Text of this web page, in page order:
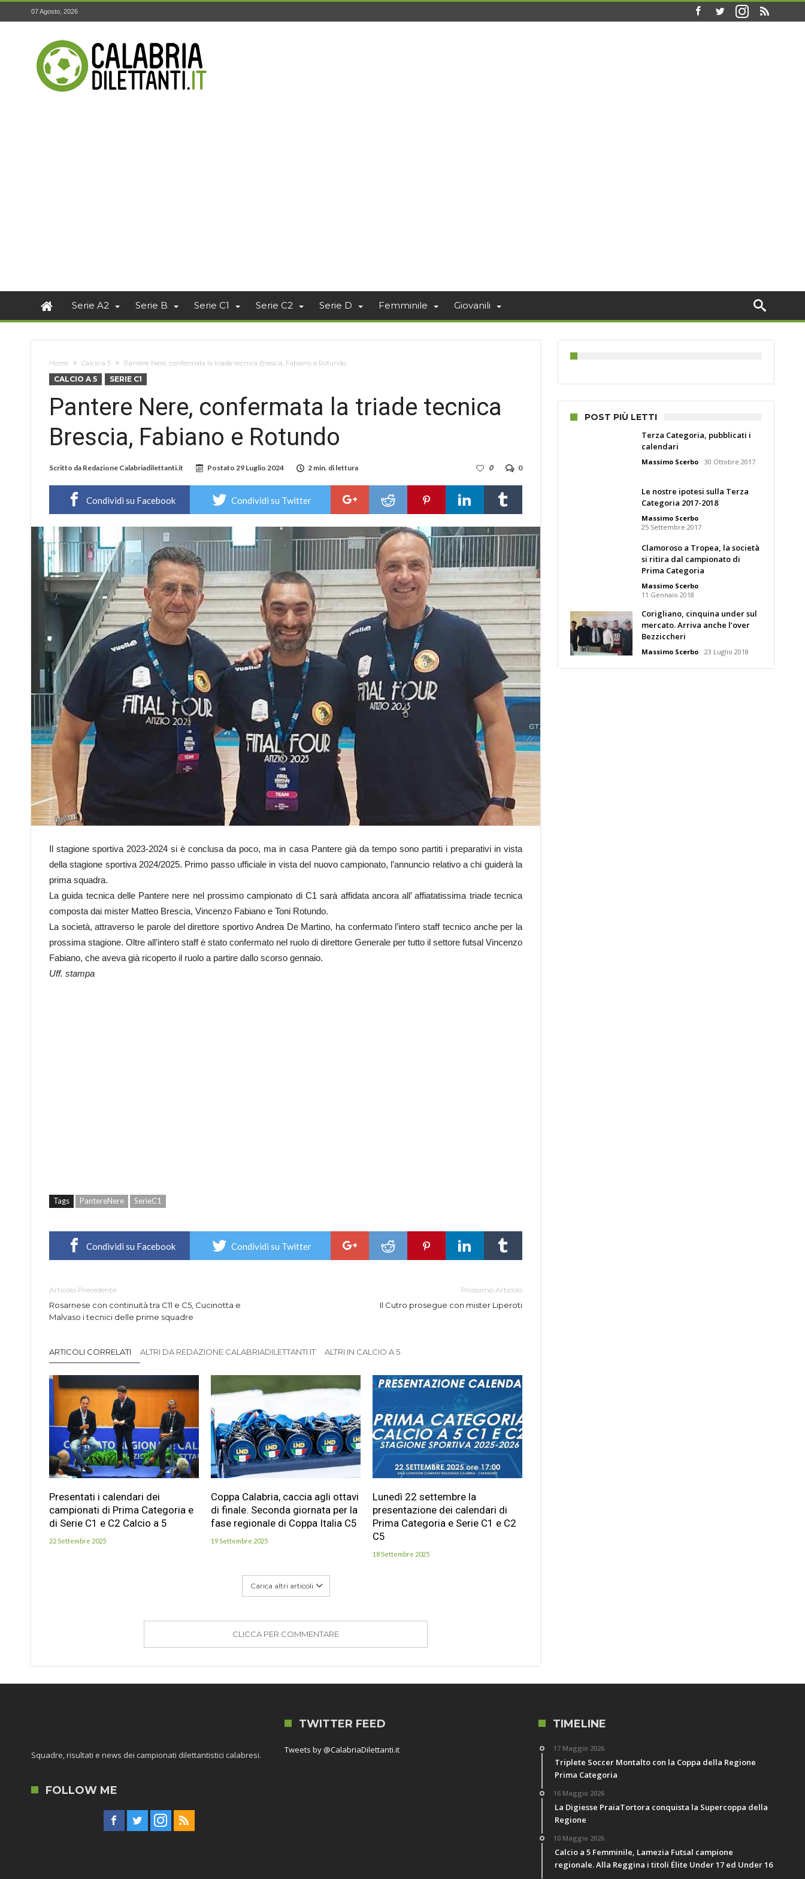
07 Agosto, 2026
Serie A2 Serie B Serie C1 Serie C2 Serie D Femminile Giovanili
Home Calcio a 5 Pantere Nere, confermata la triade tecnica Brescia, Fabiano e Rotundo
CALCIO A 5 SERIE C1
Pantere Nere, confermata la triade tecnica
Brescia, Fabiano e Rotundo
Scritto da Redazione Calabriadilettanti.it Postato 29 Luglio 2024 2 min. di lettura 0
0
Condividi su Facebook Condividi su Twitter
Il stagione sportiva 2023-2024 si è conclusa da poco, ma in casa Pantere già da tempo sono partiti i preparativi in vista
della stagione sportiva 2024/2025. Primo passo ufficiale in vista del nuovo campionato, l’annuncio relativo a chi guiderà la
prima squadra.
La guida tecnica delle Pantere nere nel prossimo campionato di C1 sarà affidata ancora all’ affiatatissima triade tecnica
composta dai mister Matteo Brescia, Vincenzo Fabiano e Toni Rotundo.
La società, attraverso le parole del direttore sportivo Andrea De Martino, ha confermato l’intero staff tecnico anche per la
prossima stagione. Oltre all’intero staff è stato confermato nel ruolo di direttore Generale per tutto il settore futsal Vincenzo
Fabiano, che aveva già ricoperto il ruolo a partire dallo scorso gennaio.
Uff. stampa
Tags PantereNere SerieC1
Condividi su Facebook Condividi su Twitter
Articolo Precedente
Rosarnese con continuità tra C11 e C5, Cucinotta e
Malvaso i tecnici delle prime squadre
Prossimo Articolo
Il Cutro prosegue con mister Liperoti
ARTICOLI CORRELATI ALTRI DA REDAZIONE CALABRIADILETTANTI.IT ALTRI IN CALCIO A 5
Presentati i calendari dei
campionati di Prima Categoria e
di Serie C1 e C2 Calcio a 5
22 Settembre 2025
Coppa Calabria, caccia agli ottavi
di finale. Seconda giornata per la
fase regionale di Coppa Italia C5
19 Settembre 2025
Lunedì 22 settembre la
presentazione dei calendari di
Prima Categoria e Serie C1 e C2
C5
18 Settembre 2025
Carica altri articoli
CLICCA PER COMMENTARE
POST PIÙ LETTI
Terza Categoria, pubblicati i
calendari
Massimo Scerbo 30 Ottobre 2017
Le nostre ipotesi sulla Terza
Categoria 2017-2018
Massimo Scerbo
25 Settembre 2017
Clamoroso a Tropea, la società
si ritira dal campionato di
Prima Categoria
Massimo Scerbo
11 Gennaio 2018
Corigliano, cinquina under sul
mercato. Arriva anche l’over
Bezziccheri
Massimo Scerbo 23 Luglio 2018
Squadre, risultati e news dei campionati dilettantistici calabresi.
FOLLOW ME
TWITTER FEED
Tweets by @CalabriaDilettanti.it
TIMELINE
17 Maggio 2026
Triplete Soccer Montalto con la Coppa della Regione
Prima Categoria
16 Maggio 2026
La Digiesse PraiaTortora conquista la Supercoppa della
Regione
10 Maggio 2026
Calcio a 5 Femminile, Lamezia Futsal campione
regionale. Alla Reggina i titoli Élite Under 17 ed Under 16